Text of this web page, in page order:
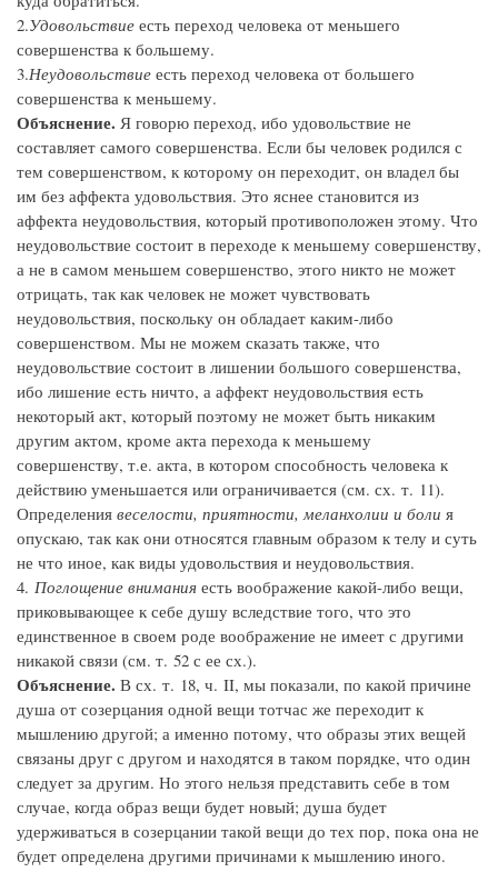
2.Удовольствие есть переход человека от меньшего
совершенства к большему.
3.Неудовольствие есть переход человека от большего
совершенства к меньшему.
Объяснение. Я говорю переход, ибо удовольствие не
составляет самого совершенства. Если бы человек родился с
тем совершенством, к которому он переходит, он владел бы
им без аффекта удовольствия. Это яснее становится из
аффекта неудовольствия, который противоположен этому. Что
неудовольствие состоит в переходе к меньшему совершенству,
а не в самом меньшем совершенство, этого никто не может
отрицать, так как человек не может чувствовать
неудовольствия, поскольку он обладает каким-либо
совершенством. Мы не можем сказать также, что
неудовольствие состоит в лишении большого совершенства,
ибо лишение есть ничто, а аффект неудовольствия есть
некоторый акт, который поэтому не может быть никаким
другим актом, кроме акта перехода к меньшему
совершенству, т.е. акта, в котором способность человека к
действию уменьшается или ограничивается (см. сх. т. 11).
Определения веселости, приятности, меланхолии и боли я
опускаю, так как они относятся главным образом к телу и суть
не что иное, как виды удовольствия и неудовольствия.
4. Поглощение внимания есть воображение какой-либо вещи,
приковывающее к себе душу вследствие того, что это
единственное в своем роде воображение не имеет с другими
никакой связи (см. т. 52 с ее сх.).
Объяснение. В сх. т. 18, ч. II, мы показали, по какой причине
душа от созерцания одной вещи тотчас же переходит к
мышлению другой; а именно потому, что образы этих вещей
связаны друг с другом и находятся в таком порядке, что один
следует за другим. Но этого нельзя представить себе в том
случае, когда образ вещи будет новый; душа будет
удерживаться в созерцании такой вещи до тех пор, пока она не
будет определена другими причинами к мышлению иного.